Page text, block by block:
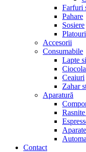
Farfuri
Pahare
Sosiere
Platouri
Accesorii
Consumabile
Lapte
Ceaiuri
Zahar
Aparatură
Contact